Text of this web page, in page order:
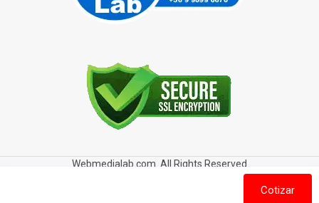
Webmedialab.com. All Rights Reserved
Política de privacidad
Política de Cookies
Cotizar